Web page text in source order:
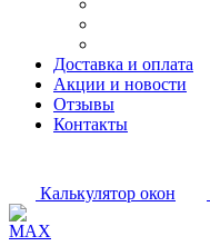
Доставка и оплата
Акции и новости
Отзывы
Контакты
Калькулятор окон